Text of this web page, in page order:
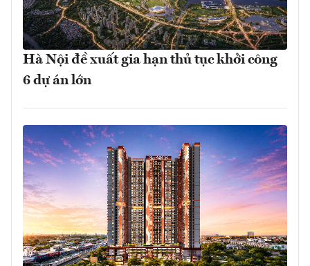
Hà Nội đề xuất gia hạn thủ tục khởi công
6 dự án lớn